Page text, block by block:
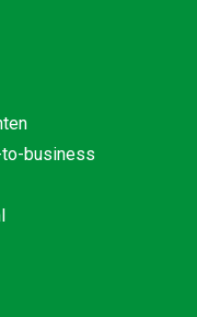
business